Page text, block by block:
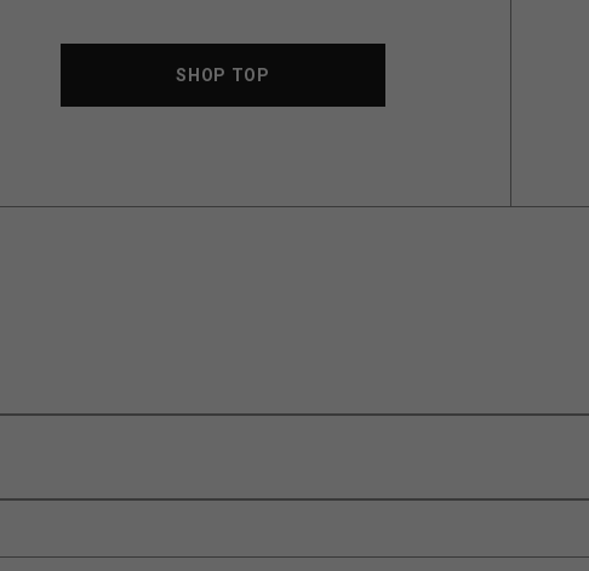
SHOP TOP